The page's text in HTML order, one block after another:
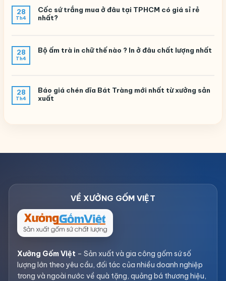
28
Th4
Cốc sứ trắng mua ở đâu tại TPHCM có giá sỉ rẻ
nhất?
28
Th4
Bộ ấm trà in chữ thế nào ? In ở đâu chất lượng nhất
28
Th4
Báo giá chén dĩa Bát Tràng mới nhất từ xưởng sản
xuất
Xưởng Gốm Việt – Sản xuất và gia công gốm sứ số
lượng lớn theo yêu cầu, đối tác của nhiều doanh nghiệp
trong và ngoài nước về quà tặng, quảng bá thương hiệu,